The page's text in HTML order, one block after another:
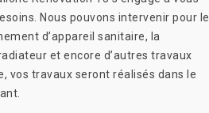
Nous pouvons intervenir pour le
d’appareil sanitaire, la
et encore d’autres travaux
vos travaux seront réalisés dans le